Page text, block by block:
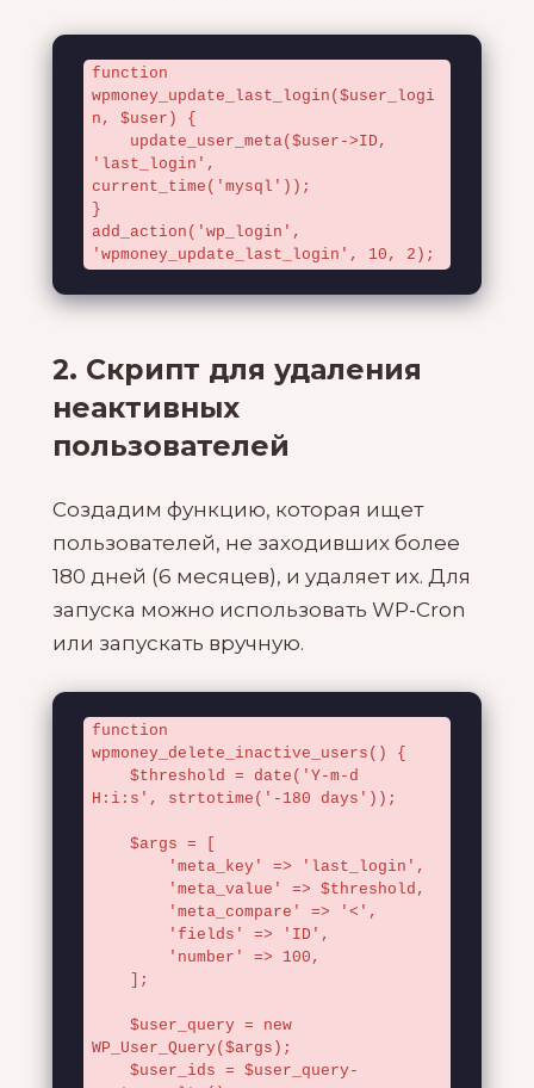
function
wpmoney_update_last_login($user_logi
n, $user) {
'last_login',
current_time('mysql'));
}
add_action('wp_login',
'wpmoney_update_last_login', 10, 2);
2. Скрипт для удаления
неактивных
пользователей
Создадим функцию, которая ищет
пользователей, не заходивших более
180 дней (6 месяцев), и удаляет их. Для
запуска можно использовать WP-Cron
или запускать вручную.
function
wpmoney_delete_inactive_users() {
H:i:s', strtotime('-180 days'));
WP_User_Query($args);